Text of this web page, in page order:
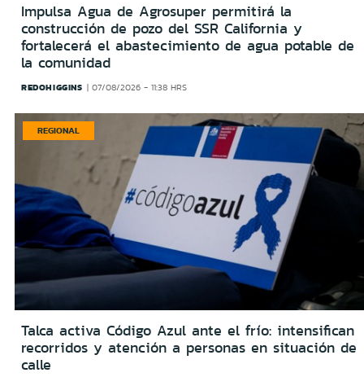
Impulsa Agua de Agrosuper permitirá la
construcción de pozo del SSR California y
fortalecerá el abastecimiento de agua potable de
la comunidad
REDOHIGGINS 07/08/2026 - 11:38 HRS
REGIONAL
Talca activa Código Azul ante el frío: intensifican
recorridos y atención a personas en situación de
calle